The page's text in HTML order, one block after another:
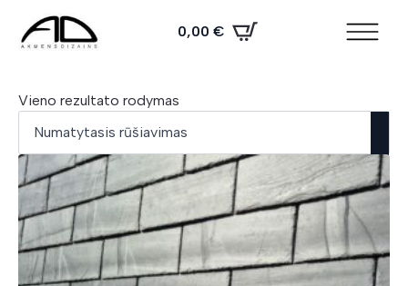
0,00 €
Vieno rezultato rodymas